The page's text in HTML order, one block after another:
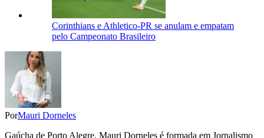
Corinthians e Athletico-PR se anulam e empatam
pelo Campeonato Brasileiro
PorMauri Dorneles
Gaúcha de Porto Alegre, Mauri Dorneles é formada em Jornalismo